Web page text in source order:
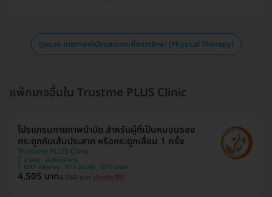
ดูหมวด กายภาพบำบัดและนวดเพื่อการรักษา (Physical Therapy)
แพ็กเกจอื่นใน Trustme PLUS Clinic
โปรแกรมกายภาพบำบัด สำหรับผู้ที่เป็นหมอนรอง
กระดูกทับเส้นประสาท หรือกระดูกเสื่อม 1 ครั้ง
Trustme PLUS Clinic
บางแค , สมุทรปราการ
MRT หลักสอง , BTS อุดมสุข , BTS บางนา
4,505 บาท4,750 บาท ประหยัด 5%